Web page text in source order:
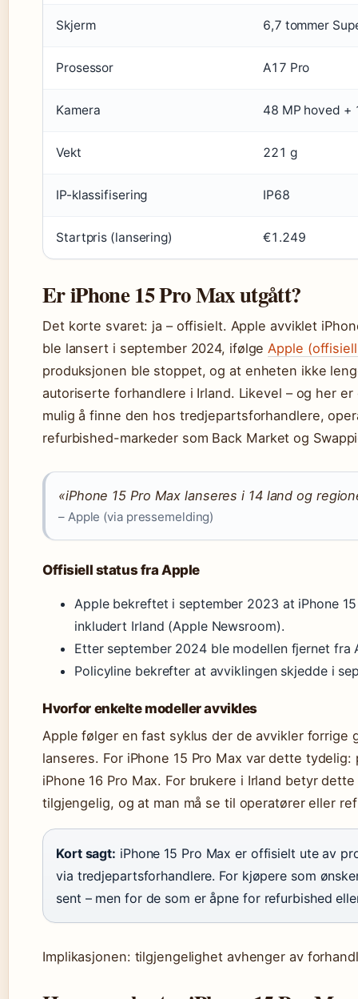
Skjerm 6,7 tommer
Prosessor A17 Pro
Kamera 48 MP hoved +
Vekt 221 g
IP-klassifisering IP68
Startpris (lansering) €1.249
Er iPhone 15 Pro Max utgått?
Det korte svaret: ja – offisielt. Apple avviklet
ble lansert i september 2024, ifølgeApple
produksjonen ble stoppet, og at enheten ikke
autoriserte forhandlere i Irland. Likevel – og her
mulig å finne den hos tredjepartsforhandlere,
refurbished-markeder som Back Market og
«iPhone 15 Pro Max lanseres i 14 land og
– Apple (via pressemelding)
Offisiell status fra Apple
Apple bekreftet i september 2023 at iPhone
inkludert Irland (Apple Newsroom).
Etter september 2024 ble modellen fjernet fra
Policyline bekrefter at avviklingen skjedde i
Hvorfor enkelte modeller avvikles
Apple følger en fast syklus der de avvikler forrige
lanseres. For iPhone 15 Pro Max var dette
iPhone 16 Pro Max. For brukere i Irland betyr
tilgjengelig, og at man må se til operatører eller
Kort sagt: iPhone 15 Pro Max er offisielt ute av
via tredjepartsforhandlere. For kjøpere som
sent – men for de som er åpne for refurbished
Implikasjonen: tilgjengelighet avhenger av